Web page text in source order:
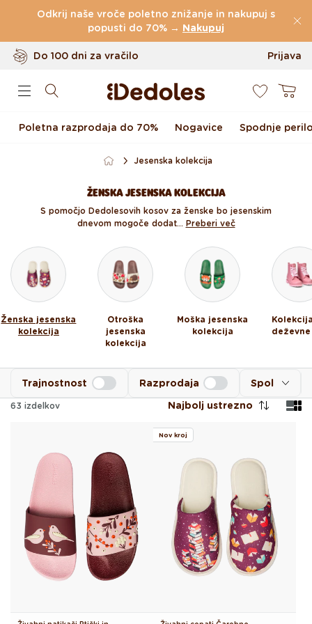
Preskoči na vsebino
Odkrij naše vroče poletno znižanje in nakupuj s
popusti do 70% → Nakupuj
Brezplačna dostava za naročila nad
Do 100 dni za vračilo
Izvirni dizajn ustvarjen pri nas
Prijava
Košarica
Poletna razprodaja do 70% Nogavice Spodnje
Jesenska kolekcija
ŽENSKA JESENSKA KOLEKCIJA
S pomočjo Dedolesovih kosov za ženske bo jesenskim
dnevom mogoče dodat... Preberi več
Ženska jesenska
kolekcija
Otroška
jesenska
kolekcija
Moška jesenska
kolekcija
Spol
Trajnostnost Razprodaja
63 izdelkov Najbolj ustrezno
Nov kroj